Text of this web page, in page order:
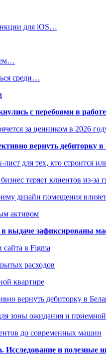
для iOS…
среди…
с перебоями в
за ценником в 2026
вернуть дебиторку в
для тех, кто строится
теряет клиентов из-за
дизайн помещения
активом
выдаче зафиксированы
в Figma
расходов
квартире
вернуть дебиторку в
зоны ожидания и приемной
до современных машин
Исследование и полезные